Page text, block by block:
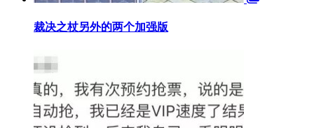
裁决之杖另外的两个加强版